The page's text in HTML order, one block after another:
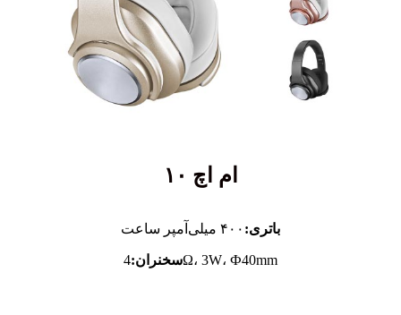
ام اچ ۱۰
باتری: ۴۰۰ میلی‌آمپر ساعت
سخنران:4Ω، 3W، Ф40mm